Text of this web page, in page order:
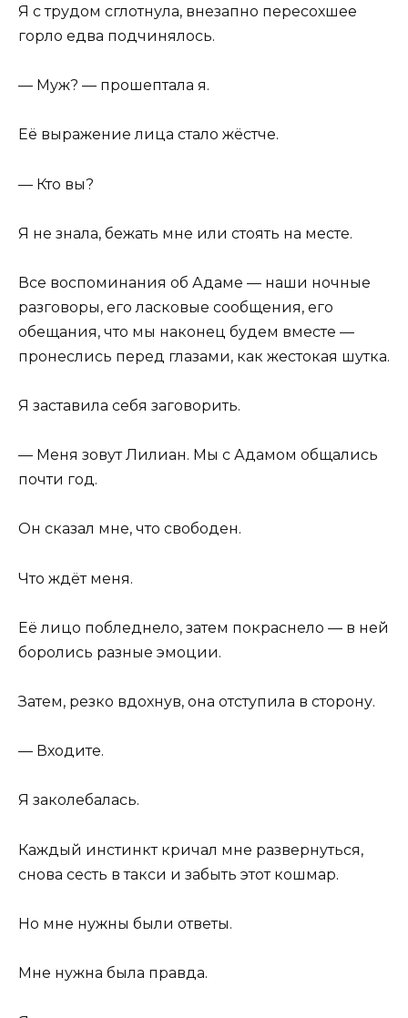
Я с трудом сглотнула, внезапно пересохшее
горло едва подчинялось.
— Муж? — прошептала я.
Её выражение лица стало жёстче.
— Кто вы?
Я не знала, бежать мне или стоять на месте.
Все воспоминания об Адаме — наши ночные
разговоры, его ласковые сообщения, его
обещания, что мы наконец будем вместе —
пронеслись перед глазами, как жестокая шутка.
Я заставила себя заговорить.
— Меня зовут Лилиан. Мы с Адамом общались
почти год.
Он сказал мне, что свободен.
Что ждёт меня.
Её лицо побледнело, затем покраснело — в ней
боролись разные эмоции.
Затем, резко вдохнув, она отступила в сторону.
— Входите.
Я заколебалась.
Каждый инстинкт кричал мне развернуться,
снова сесть в такси и забыть этот кошмар.
Но мне нужны были ответы.
Мне нужна была правда.